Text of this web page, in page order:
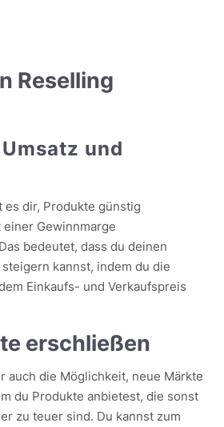
Reselling
und
es dir, Produkte günstig
Gewinnmarge
bedeutet, dass du deinen
kannst, indem du die
Einkaufs- und Verkaufspreis
erschließen
auch die Möglichkeit, neue Märkte
du Produkte anbietest, die sonst
zu teuer sind. Du kannst zum